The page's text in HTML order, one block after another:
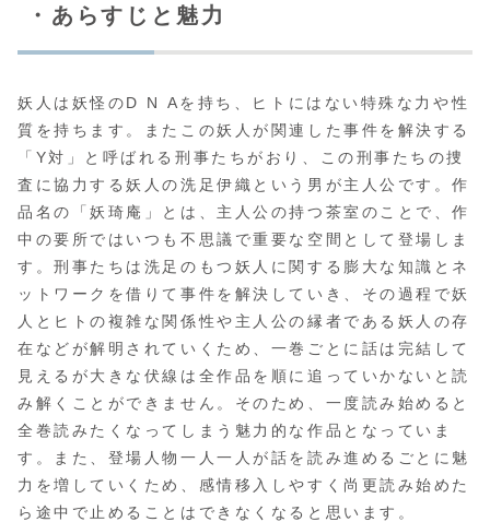
・あらすじと魅力
妖人は妖怪のD N Aを持ち、ヒトにはない特殊な力や性
質を持ちます。またこの妖人が関連した事件を解決する
「Y対」と呼ばれる刑事たちがおり、この刑事たちの捜
査に協力する妖人の洗足伊織という男が主人公です。作
品名の「妖琦庵」とは、主人公の持つ茶室のことで、作
中の要所ではいつも不思議で重要な空間として登場しま
す。刑事たちは洗足のもつ妖人に関する膨大な知識とネ
ットワークを借りて事件を解決していき、その過程で妖
人とヒトの複雑な関係性や主人公の縁者である妖人の存
在などが解明されていくため、一巻ごとに話は完結して
見えるが大きな伏線は全作品を順に追っていかないと読
み解くことができません。そのため、一度読み始めると
全巻読みたくなってしまう魅力的な作品となっていま
す。また、登場人物一人一人が話を読み進めるごとに魅
力を増していくため、感情移入しやすく尚更読み始めた
ら途中で止めることはできなくなると思います。